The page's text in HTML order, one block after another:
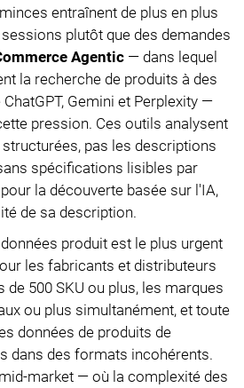
entraînent de plus en plus
plutôt que des demandes
Agentic — dans lequel
la recherche de produits à des
Gemini et Perplexity —
pression. Ces outils analysent
pas les descriptions
spécifications lisibles par
la découverte basée sur l'IA,
de sa description.
produit est le plus urgent
les fabricants et distributeurs
de 500 SKU ou plus, les marques
ou plus simultanément, et toute
données de produits de
dans des formats incohérents.
market — où la complexité des